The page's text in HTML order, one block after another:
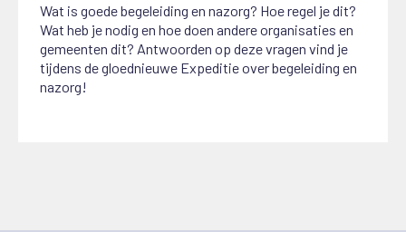
Wat is goede begeleiding en nazorg? Hoe regel je dit?
Wat heb je nodig en hoe doen andere organisaties en
gemeenten dit? Antwoorden op deze vragen vind je
tijdens de gloednieuwe Expeditie over begeleiding en
nazorg!